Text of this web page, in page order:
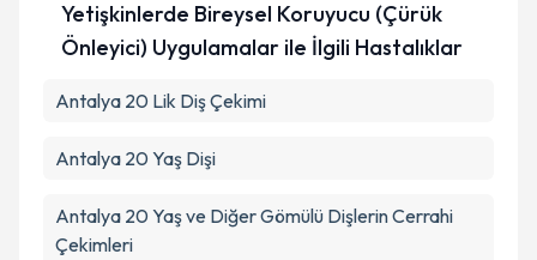
Yetişkinlerde Bireysel Koruyucu (Çürük
Önleyici) Uygulamalar ile İlgili Hastalıklar
Antalya 20 Lik Diş Çekimi
Antalya 20 Yaş Dişi
Antalya 20 Yaş ve Diğer Gömülü Dişlerin Cerrahi
Çekimleri